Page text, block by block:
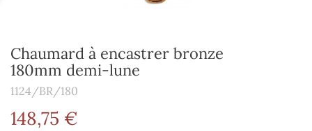
Chaumard à encastrer bronze
180mm demi-lune
1124/BR/180
148,75 €